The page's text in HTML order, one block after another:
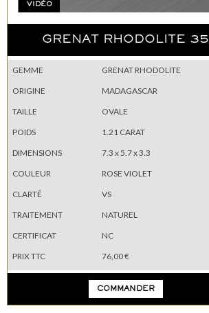
VIDÉO
GRENAT RHODOLITE 35
GEMME
GRENAT RHODOLITE
ORIGINE
MADAGASCAR
TAILLE
OVALE
POIDS
1.21 CARAT
DIMENSIONS
7.3 x 5.7 x 3.3
COULEUR
ROSE VIOLET
CLARTÉ
VS
TRAITEMENT
NATUREL
CERTIFICAT
NC
PRIX TTC
76,00 €
COMMANDER